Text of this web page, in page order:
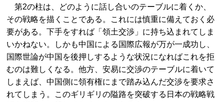
第2の柱は、どのように話し合いのテーブルに着くか、
その戦略を描くことである。これには慎重に備えておく必
要がある。下手をすれば「領土交渉」に持ち込まれてしま
いかねない。しかも中国による国際広報が万が一成功し、
国際世論が中国を後押しするような状況になればこれを拒
むのは難しくなる。他方、安易に交渉のテーブルに着いて
しまえば、中国側に領有権にまで踏み込んだ交渉を要求さ
れてしまう。このギリギリの隘路を突破する日本の戦略戦